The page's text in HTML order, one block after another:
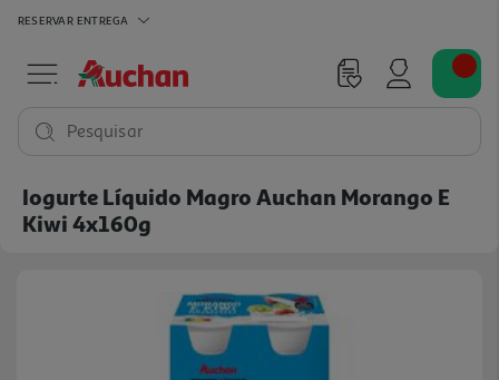
RESERVAR ENTREGA
Pesquisar
Iogurte Líquido Magro Auchan Morango E
Kiwi 4x160g